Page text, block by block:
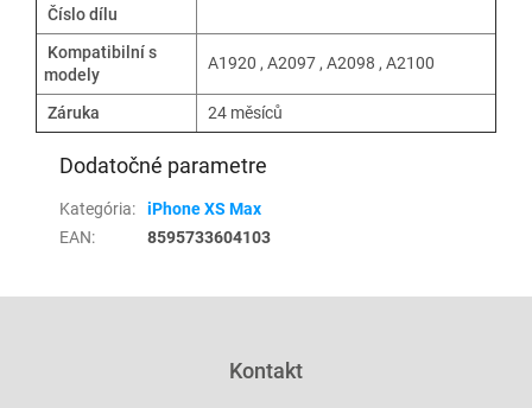
Číslo dílu
Kompatibilní s
modely
A1920 , A2097 , A2098 , A2100
Záruka 24 měsíců
Dodatočné parametre
Kategória:
iPhone XS Max
EAN: 8595733604103
Kontakt